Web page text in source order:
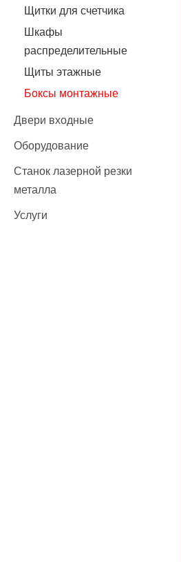
Щитки для счетчика
Шкафы
распределительные
Щиты этажные
Боксы монтажные
Двери входные
Оборудование
Станок лазерной резки
металла
Услуги